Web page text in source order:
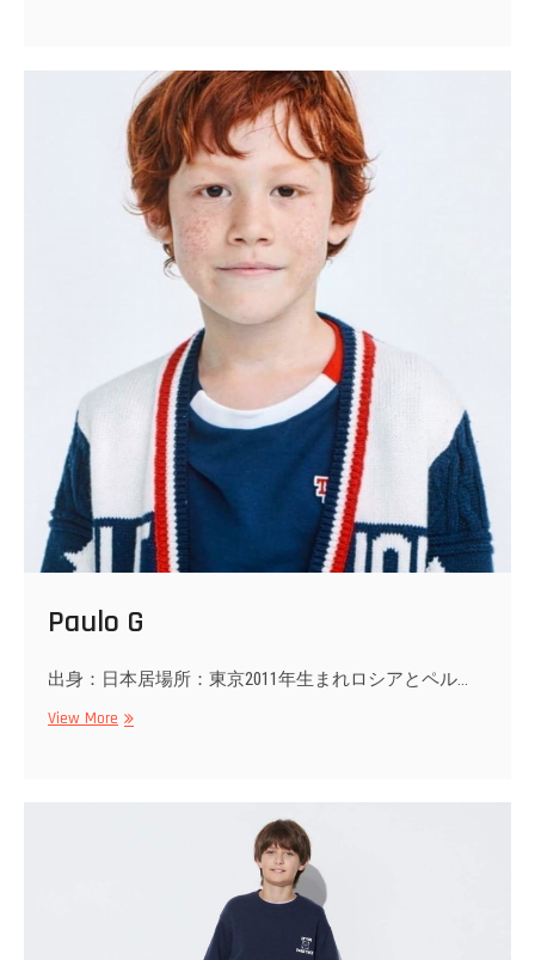
Paulo G
出身：日本居場所：東京2011年生まれロシアとペル…
View More Paulo